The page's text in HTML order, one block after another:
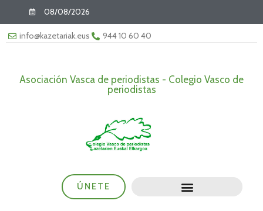
08/08/2026
info@kazetariak.eus 944 10 60 40
Asociación Vasca de periodistas - Colegio Vasco de
periodistas
ÚNETE